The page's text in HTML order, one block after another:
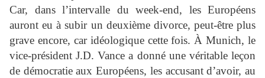
Car, dans l’intervalle du week-end, les Européens
auront eu à subir un deuxième divorce, peut-être plus
grave encore, car idéologique cette fois. À Munich, le
vice-président J.D. Vance a donné une véritable leçon
de démocratie aux Européens, les accusant d’avoir, au